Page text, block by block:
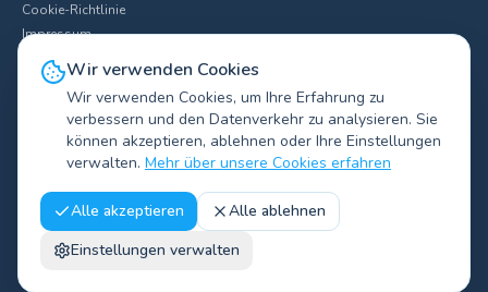
Cookie-Richtlinie
Impressum
Cookie-Einstellungen
Schwimmvereine nach Stadt entdecken▼
©2026Swimliv.Alle Rechte vorbehalten.
Swimliv ist eine Marke von Tholira — Website von
chemin de Maya, 13160 Châteaurenard
Wir verwenden Cookies
Wir verwenden Cookies, um Ihre Erfahrung zu
verbessern und den Datenverkehr zu analysieren. Sie
können akzeptieren, ablehnen oder Ihre Einstellungen
verwalten. Mehr über unsere Cookies erfahren
Alle akzeptieren
Alle ablehnen
Einstellungen verwalten